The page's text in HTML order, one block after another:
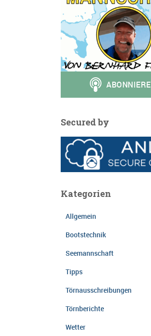
Secured by
Kategorien
Allgemein
Bootstechnik
Seemannschaft
Tipps
Törnausschreibungen
Törnberichte
Wetter